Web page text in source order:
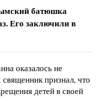
батюшка
Его заключили в
оказалось не
признал, что
детей в своей